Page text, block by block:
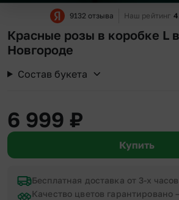
9132 отзыва Наш рейтинг
Красные розы в коробке L
Новгороде
Состав букета
6 999 ₽
Купить
Бесплатная доставка от 3-х часов
Качество цветов гарантировано